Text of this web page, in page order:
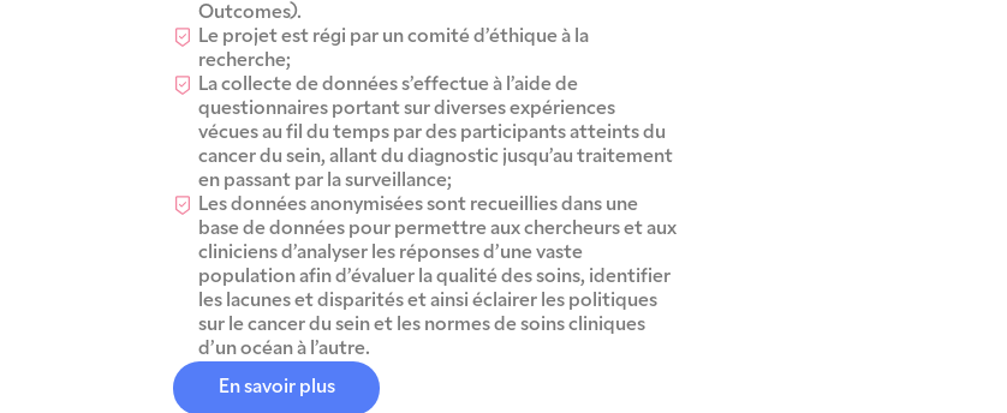
Outcomes).
Le projet est régi par un comité d’éthique à la
recherche;
La collecte de données s’effectue à l’aide de
questionnaires portant sur diverses expériences
vécues au fil du temps par des participants atteints du
cancer du sein, allant du diagnostic jusqu’au traitement
en passant par la surveillance;
Les données anonymisées sont recueillies dans une
base de données pour permettre aux chercheurs et aux
cliniciens d’analyser les réponses d’une vaste
population afin d’évaluer la qualité des soins, identifier
les lacunes et disparités et ainsi éclairer les politiques
sur le cancer du sein et les normes de soins cliniques
d’un océan à l’autre.
En savoir plus